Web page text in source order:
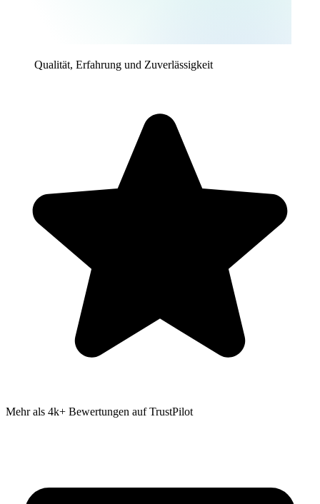
Qualität, Erfahrung und Zuverlässigkeit
Mehr als 4k+ Bewertungen auf TrustPilot